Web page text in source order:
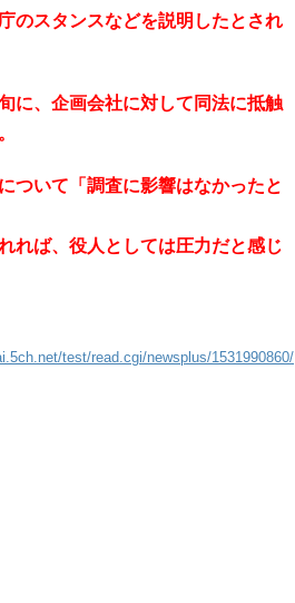
のスタンスなどを説明したとされ
に、企画会社に対して同法に抵触
ついて「調査に影響はなかったと
れば、役人としては圧力だと感じ
test/read.cgi/newsplus/1531990860/